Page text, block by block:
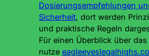
Dosierungsempfehlungen
Sicherheit, dort werden
und praktische Regeln
Für einen Überblick über das
nutze